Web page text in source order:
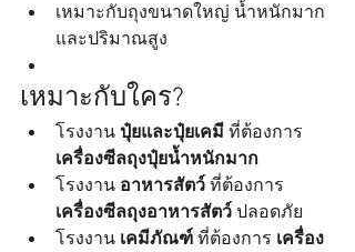
เหมาะกับถุงขนาดใหญ่ น้ำหนักมาก
และปริมาณสูง
เหมาะกับใคร?
โรงงาน ปุ๋ยและปุ๋ยเคมี ที่ต้องการ
เครื่องซีลถุงปุ๋ยน้ำหนักมาก
โรงงาน อาหารสัตว์ ที่ต้องการ
เครื่องซีลถุงอาหารสัตว์ ปลอดภัย
โรงงาน เคมีภัณฑ์ ที่ต้องการ เครื่อง